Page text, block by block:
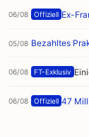
06/08 Offiziell Ex-
05/08 Bezahltes
06/08 FT-Exklusiv
06/08 Offiziell 47